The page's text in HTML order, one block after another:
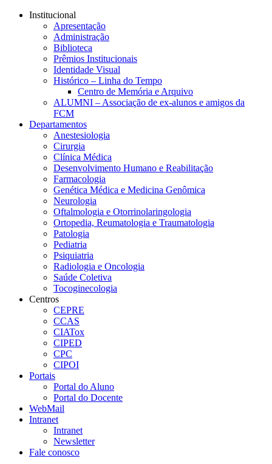
Conteúdo principal
Institucional
Apresentação
Administração
Biblioteca
Prêmios Institucionais
Identidade Visual
Histórico – Linha do Tempo
Centro de Memória e Arquivo
ALUMNI – Associação de ex-alunos e amigos da
FCM
Departamentos
Anestesiologia
Cirurgia
Clínica Médica
Desenvolvimento Humano e Reabilitação
Farmacologia
Genética Médica e Medicina Genômica
Neurologia
Oftalmologia e Otorrinolaringologia
Ortopedia, Reumatologia e Traumatologia
Patologia
Pediatria
Psiquiatria
Radiologia e Oncologia
Saúde Coletiva
Tocoginecologia
Centros
CEPRE
CCAS
CIATox
CIPED
CPC
CIPOI
Portais
Portal do Aluno
Portal do Docente
WebMail
Intranet
Intranet
Newsletter
Fale conosco